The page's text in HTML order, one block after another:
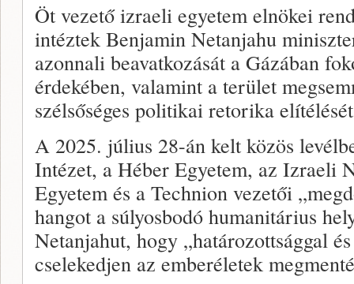
Öt vezető izraeli egyetem elnökei
intéztek Benjamin Netanjahu
azonnali beavatkozását a Gázában
érdekében, valamint a terület
szélsőséges politikai retorika
A 2025. július 28-án kelt közös
Intézet, a Héber Egyetem, az Izraeli
Egyetem és a Technion vezetői
hangot a súlyosbodó humanitárius
Netanjahut, hogy „határozottsággal
cselekedjen az emberéletek